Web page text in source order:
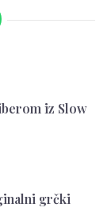
iz Slow
grčki